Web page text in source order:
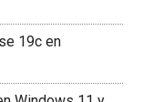
19c en